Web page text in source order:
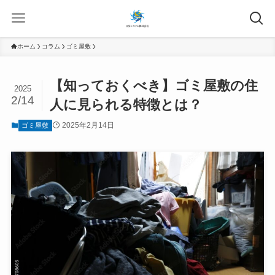
ホーム コラム ゴミ屋敷
【知っておくべき】ゴミ屋敷の住
人に見られる特徴とは？
2025
2/14
ゴミ屋敷 2025年2月14日